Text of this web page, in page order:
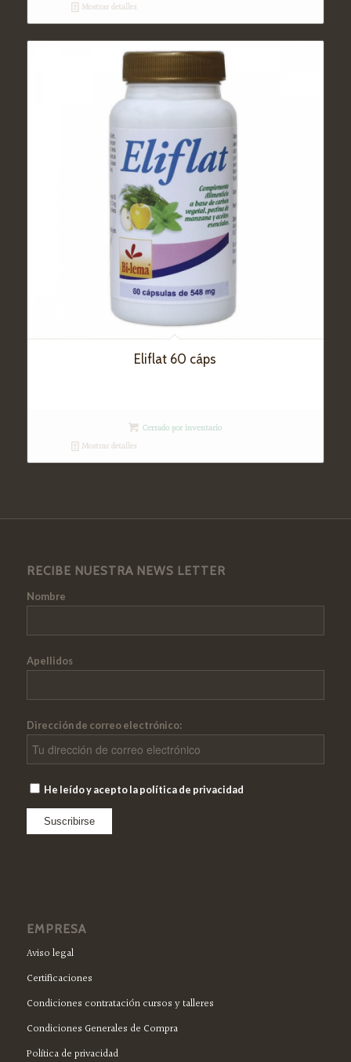
Mostrar detalles
Eliflat 60 cáps
Cerrado por inventario
Mostrar detalles
RECIBE NUESTRA NEWS LETTER
Nombre
Apellidos
Dirección de correo electrónico:
He leído y acepto la política de privacidad
EMPRESA
Aviso legal
Certificaciones
Condiciones contratación cursos y talleres
Condiciones Generales de Compra
Política de privacidad